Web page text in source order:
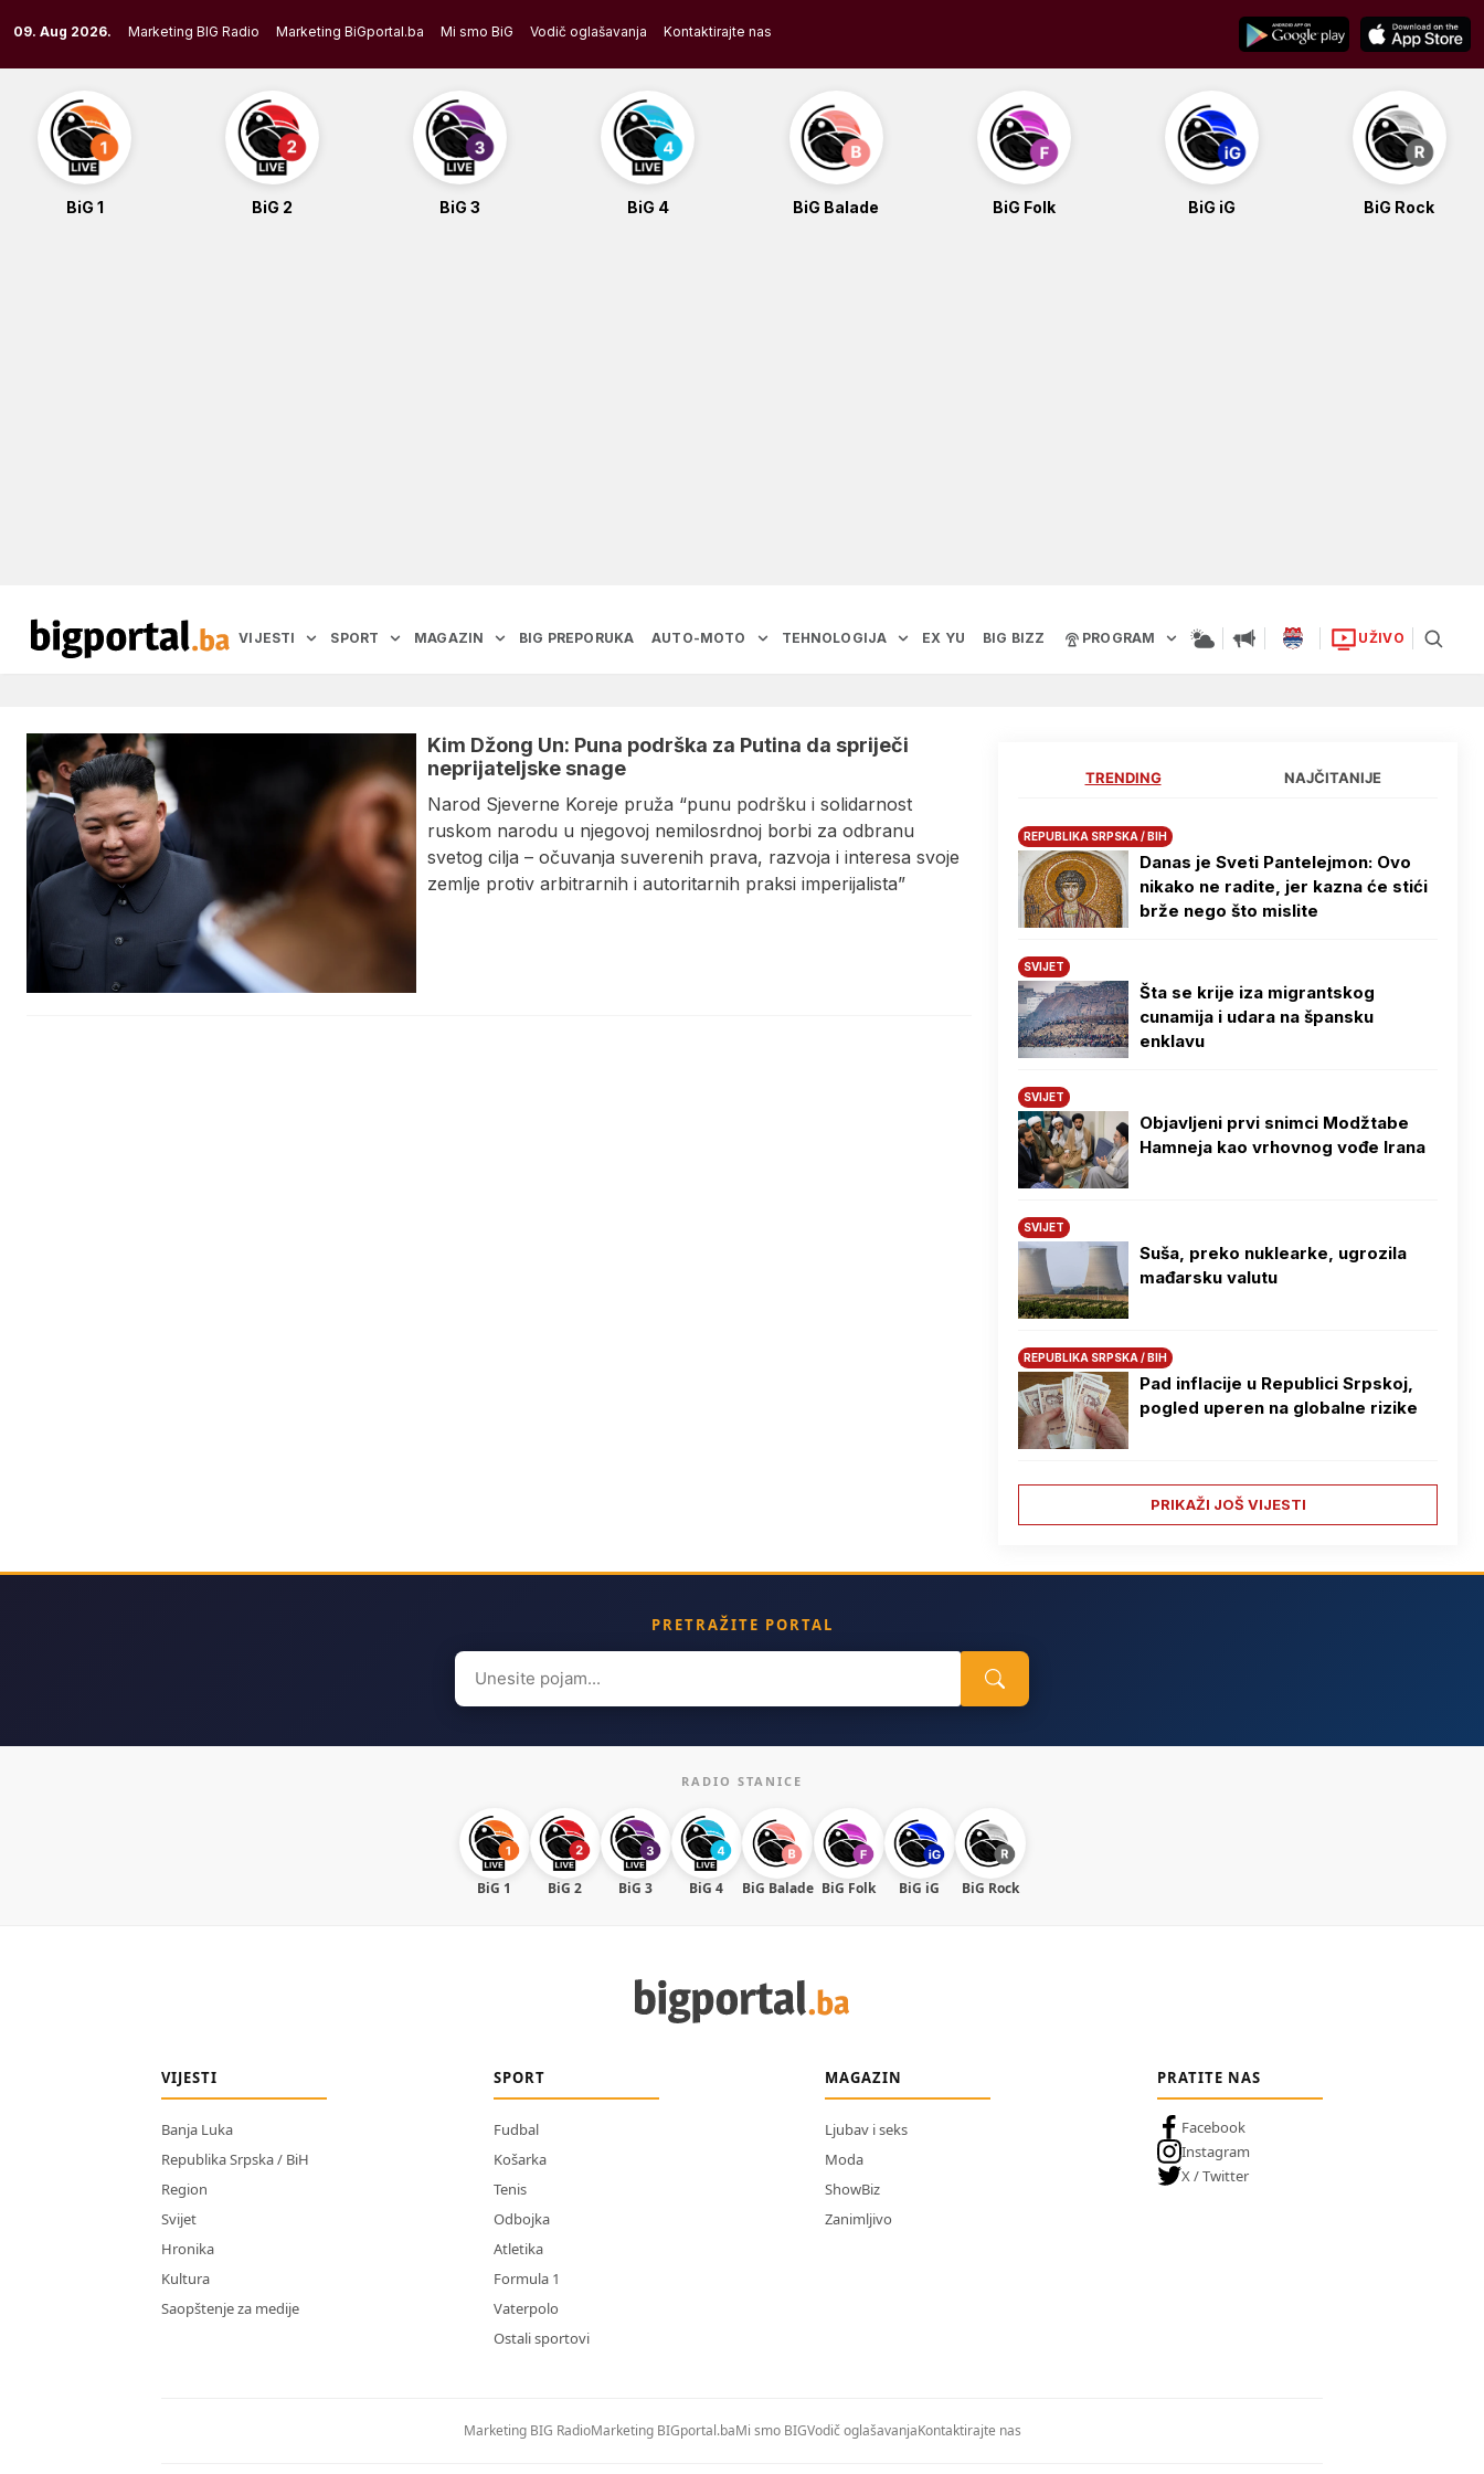
to
content
09. Aug 2026. Marketing BIG Radio Marketing BiGportal.ba Mi smo BiG Vodič oglašavanja Kontaktirajte nas
BiG 1 BiG 2 BiG 3 BiG 4 BiG Balade BiG Folk BiG iG BiG Rock
VIJESTI SPORT MAGAZIN BIG PREPORUKA AUTO-MOTO TEHNOLOGIJA EX YU BIG BIZZ PROGRAM UŽIVO
Kim Džong Un: Puna podrška za Putina da spriječi
neprijateljske snage
Narod Sjeverne Koreje pruža “punu podršku i solidarnost
ruskom narodu u njegovoj nemilosrdnoj borbi za odbranu
svetog cilja – očuvanja suverenih prava, razvoja i interesa svoje
zemlje protiv arbitrarnih i autoritarnih praksi imperijalista”
TRENDING NAJČITANIJE
REPUBLIKA SRPSKA / BIH
Danas je Sveti Pantelejmon: Ovo
nikako ne radite, jer kazna će stići
brže nego što mislite
SVIJET
Šta se krije iza migrantskog
cunamija i udara na špansku
enklavu
SVIJET
Objavljeni prvi snimci Modžtabe
Hamneja kao vrhovnog vođe Irana
SVIJET
Suša, preko nuklearke, ugrozila
mađarsku valutu
REPUBLIKA SRPSKA / BIH
Pad inflacije u Republici Srpskoj,
pogled uperen na globalne rizike
PRIKAŽI JOŠ VIJESTI
PRETRAŽITE PORTAL
Search
for:
RADIO STANICE
BiG 1 BiG 2 BiG 3 BiG 4 BiG Balade BiG Folk BiG iG BiG Rock
VIJESTI
Banja Luka
Republika Srpska / BiH
Region
Svijet
Hronika
Kultura
Saopštenje za medije
SPORT
Fudbal
Košarka
Tenis
Odbojka
Atletika
Formula 1
Vaterpolo
Ostali sportovi
MAGAZIN
Ljubav i seks
Moda
ShowBiz
Zanimljivo
PRATITE NAS
Facebook
Instagram
X / Twitter
Marketing BIG RadioMarketing BIGportal.baMi smo BIGVodič oglašavanjaKontaktirajte nas